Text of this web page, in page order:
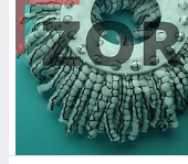
заказ,